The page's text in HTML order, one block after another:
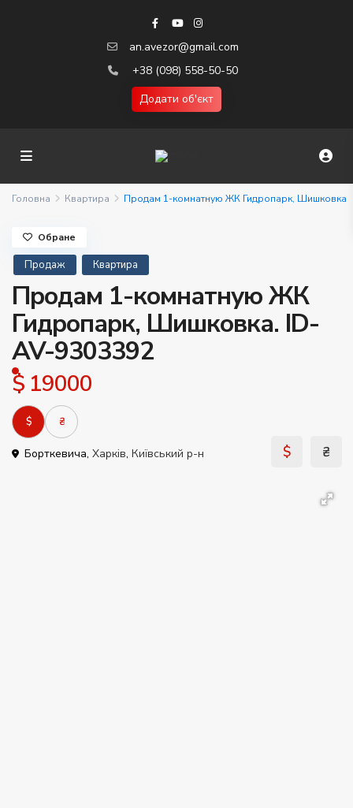
an.avezor@gmail.com
+38 (098) 558-50-50
Додати об'єкт
Головна Квартира Продам 1-комнатную ЖК Гидропарк, Шишковка
Продаж Квартира
Продам 1-комнатную ЖК
Гидропарк, Шишковка. ID-
AV-9303392
$ 19000
$ ₴
Борткевича, Харків, Київський р-н
Обране
$ ₴